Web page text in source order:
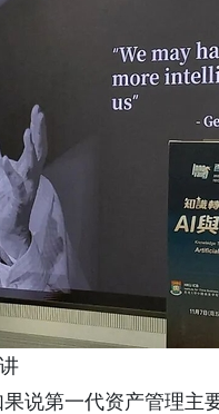
说第一代资产管理